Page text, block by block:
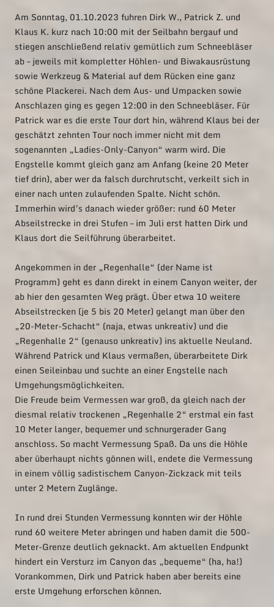
Am Sonntag, 01.10.2023 fuhren Dirk W., Patrick Z. und
Klaus K. kurz nach 10:00 mit der Seilbahn bergauf und
stiegen anschließend relativ gemütlich zum Schneebläser
ab – jeweils mit kompletter Höhlen- und Biwakausrüstung
sowie Werkzeug & Material auf dem Rücken eine ganz
schöne Plackerei. Nach dem Aus- und Umpacken sowie
Anschlazen ging es gegen 12:00 in den Schneebläser. Für
Patrick war es die erste Tour dort hin, während Klaus bei der
geschätzt zehnten Tour noch immer nicht mit dem
sogenannten „Ladies-Only-Canyon“ warm wird. Die
Engstelle kommt gleich ganz am Anfang (keine 20 Meter
tief drin), aber wer da falsch durchrutscht, verkeilt sich in
einer nach unten zulaufenden Spalte. Nicht schön.
Immerhin wird’s danach wieder größer: rund 60 Meter
Abseilstrecke in drei Stufen – im Juli erst hatten Dirk und
Klaus dort die Seilführung überarbeitet.
Angekommen in der „Regenhalle“ (der Name ist
Programm) geht es dann direkt in einem Canyon weiter, der
ab hier den gesamten Weg prägt. Über etwa 10 weitere
Abseilstrecken (je 5 bis 20 Meter) gelangt man über den
„20-Meter-Schacht“ (naja, etwas unkreativ) und die
„Regenhalle 2“ (genauso unkreativ) ins aktuelle Neuland.
Während Patrick und Klaus vermaßen, überarbeitete Dirk
einen Seileinbau und suchte an einer Engstelle nach
Umgehungsmöglichkeiten.
Die Freude beim Vermessen war groß, da gleich nach der
diesmal relativ trockenen „Regenhalle 2“ erstmal ein fast
10 Meter langer, bequemer und schnurgerader Gang
anschloss. So macht Vermessung Spaß. Da uns die Höhle
aber überhaupt nichts gönnen will, endete die Vermessung
in einem völlig sadistischem Canyon-Zickzack mit teils
unter 2 Metern Zuglänge.
In rund drei Stunden Vermessung konnten wir der Höhle
rund 60 weitere Meter abringen und haben damit die 500-
Meter-Grenze deutlich geknackt. Am aktuellen Endpunkt
hindert ein Versturz im Canyon das „bequeme“ (ha, ha!)
Vorankommen, Dirk und Patrick haben aber bereits eine
erste Umgehung erforschen können.